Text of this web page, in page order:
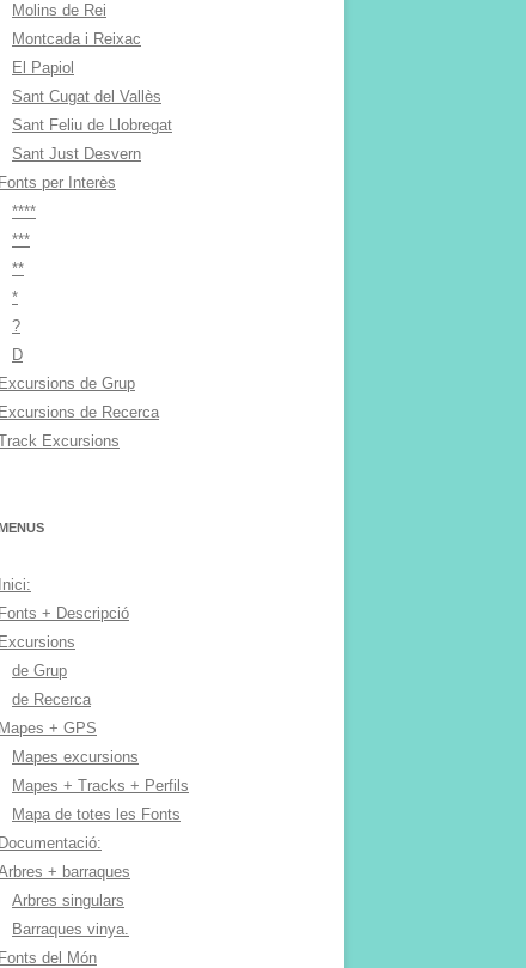
Molins de Rei
Montcada i Reixac
El Papiol
Sant Cugat del Vallès
Sant Feliu de Llobregat
Sant Just Desvern
Fonts per Interès
****
***
**
*
?
D
Excursions de Grup
Excursions de Recerca
Excursions
Inici:
Fonts + Descripció
Excursions
de Grup
de Recerca
Mapes + GPS
Mapes excursions
Mapes + Tracks + Perfils
Mapa de totes les Fonts
Documentació:
+ barraques
Arbres singulars
Barraques vinya.
Fonts del Món